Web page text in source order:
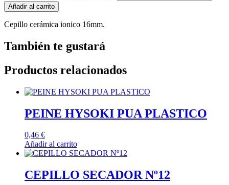
Añadir al carrito
Cepillo cerámica ionico 16mm.
También te gustará
Productos relacionados
PEINE HYSOKI PUA PLASTICO
0,46 €
Añadir al carrito
CEPILLO SECADOR Nº12